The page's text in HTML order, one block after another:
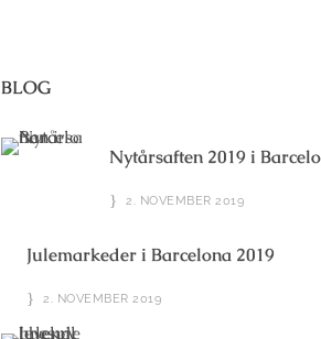
BLOG
Nytårsaften 2019 i
2. NOVEMBER 2019
Julemarkeder i Barcelona 2019
2. NOVEMBER 2019